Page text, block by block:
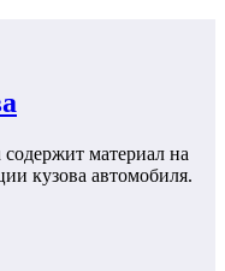
материал на
кузова автомобиля.